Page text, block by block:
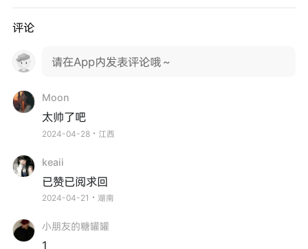
评论
请在App内发表评论哦～
Moon
太帅了吧
2024-04-28・江西
keaii
已赞已阅求回
2024-04-21・湖南
小朋友的糖罐罐
1